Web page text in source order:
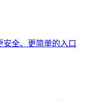
安全、更简单的入口